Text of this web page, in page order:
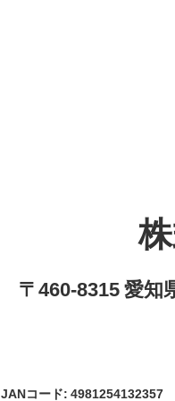
〒460-8315 愛知
JANコード: 4981254132357